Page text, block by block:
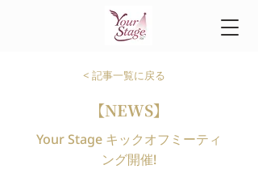
< 記事一覧に戻る
【NEWS】
Your Stage キックオフミーティ
ング開催!